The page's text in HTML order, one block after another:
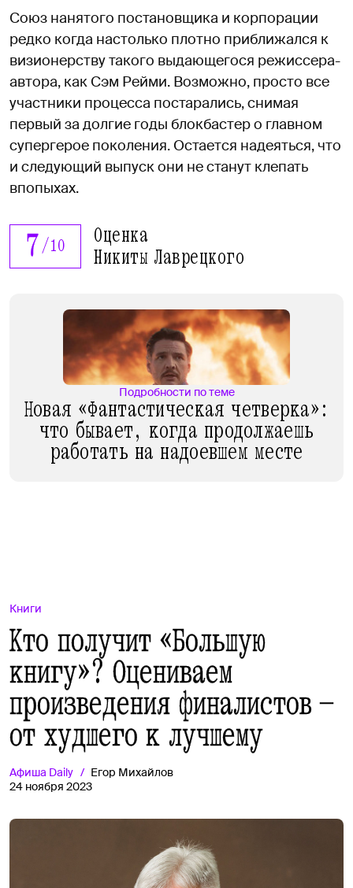
Союз нанятого постановщика и корпорации
редко когда настолько плотно приближался к
визионерству такого выдающегося режиссера-
автора, как Сэм Рейми. Возможно, просто все
участники процесса постарались, снимая
первый за долгие годы блокбастер о главном
супергерое поколения. Остается надеяться, что
и следующий выпуск они не станут клепать
впопыхах.
7/10 Оценка
Никиты Лаврецкого
Подробности по теме
Новая «Фантастическая четверка»:
что бывает, когда продолжаешь
работать на надоевшем месте
Книги
Кто получит «Большую
книгу»? Оцениваем
произведения финалистов —
от худшего к лучшему
Афиша Daily
Егор Михайлов
24 ноября 2023